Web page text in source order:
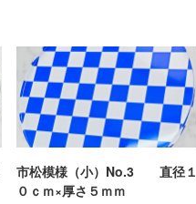
市松模様（小）No.3 直径１
０ｃｍ×厚さ５ｍｍ